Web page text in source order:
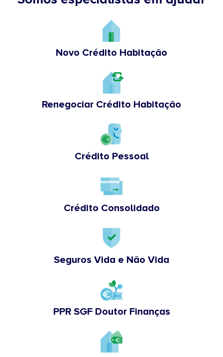
Novo Crédito Habitação
Renegociar Crédito Habitação
Crédito Pessoal
Crédito Consolidado
Seguros Vida e Não Vida
PPR SGF Doutor Finanças